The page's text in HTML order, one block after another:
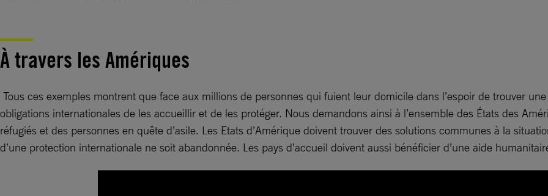
À travers les Amériques
Tous ces exemples montrent que face aux millions de personnes qui fuient leur domicile dans l’espoir de trouver
obligations internationales de les accueillir et de les protéger. Nous demandons ainsi à l’ensemble des États des
réfugiés et des personnes en quête d’asile. Les Etats d’Amérique doivent trouver des solutions communes à la
d’une protection internationale ne soit abandonnée. Les pays d’accueil doivent aussi bénéficier d’une aide